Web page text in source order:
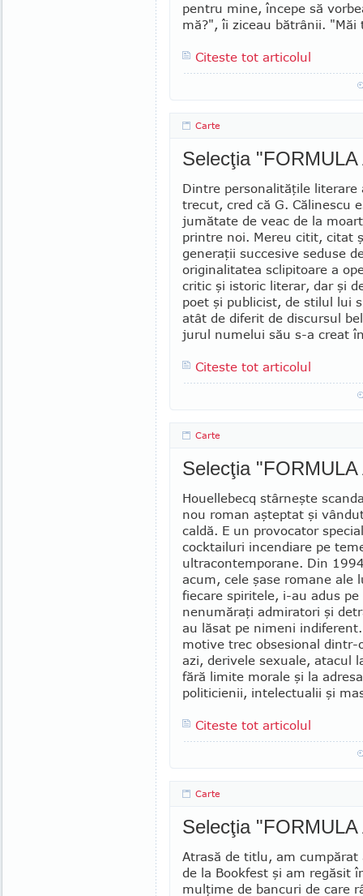
pentru mine, începe să
mă?", îi ziceau bătrâ­nii.
Citeste tot articolul
Carte
Selecţia "FORMULA
Dintre personalităţile literare
trecut, cred că G. Călinescu
jumătate de veac de la
printre noi. Mereu citit, citat
generaţii succesive seduse
originalitatea sclipitoare a
critic şi istoric literar, dar şi
poet şi publicist, de stilul lui
atât de diferit de discursul
jurul nu­melui său s-a creat
Citeste tot articolul
Carte
Selecţia "FORMULA
Houellebecq stârneşte
nou roman aşteptat şi
caldă. E un pro­vocator
cocktailuri incendiare pe
ultracontemporane. Din
acum, cele şase romane ale
fiecare spiritele, i-au adus
nenumăraţi admiratori şi
au lăsat pe nimeni
motive trec obsesional
azi, de­rivele sexuale, atacul
fără li­mite mo­rale şi la
politicienii, intelectualii şi
Citeste tot articolul
Carte
Selecţia "FORMULA
Atrasă de titlu, am cumpărat
de la Bookfest şi am regăsit
mulţime de bancuri de care